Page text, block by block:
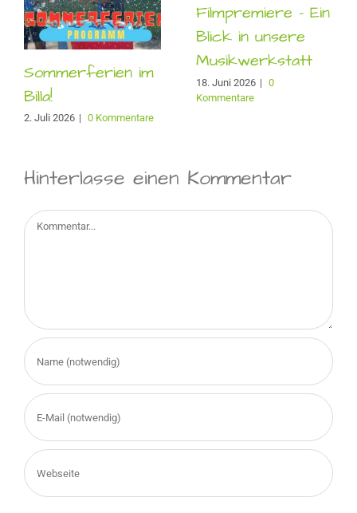
Sommerferien im
Billa!
2. Juli 2026 | 0 Kommentare
Filmpremiere – Ein
Blick in unsere
Musikwerkstatt
18. Juni 2026 | 0
Kommentare
Hinterlasse einen Kommentar
Kommentar